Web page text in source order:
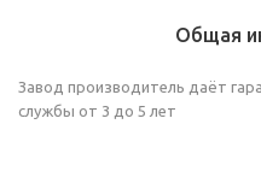
Общая
Завод производитель даёт
службы от 3 до 5 лет